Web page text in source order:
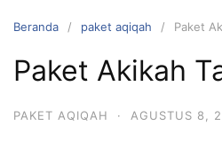
Beranda paket aqiqah Paket
Paket Akikah
PAKET AQIQAH · AGUSTUS 8,